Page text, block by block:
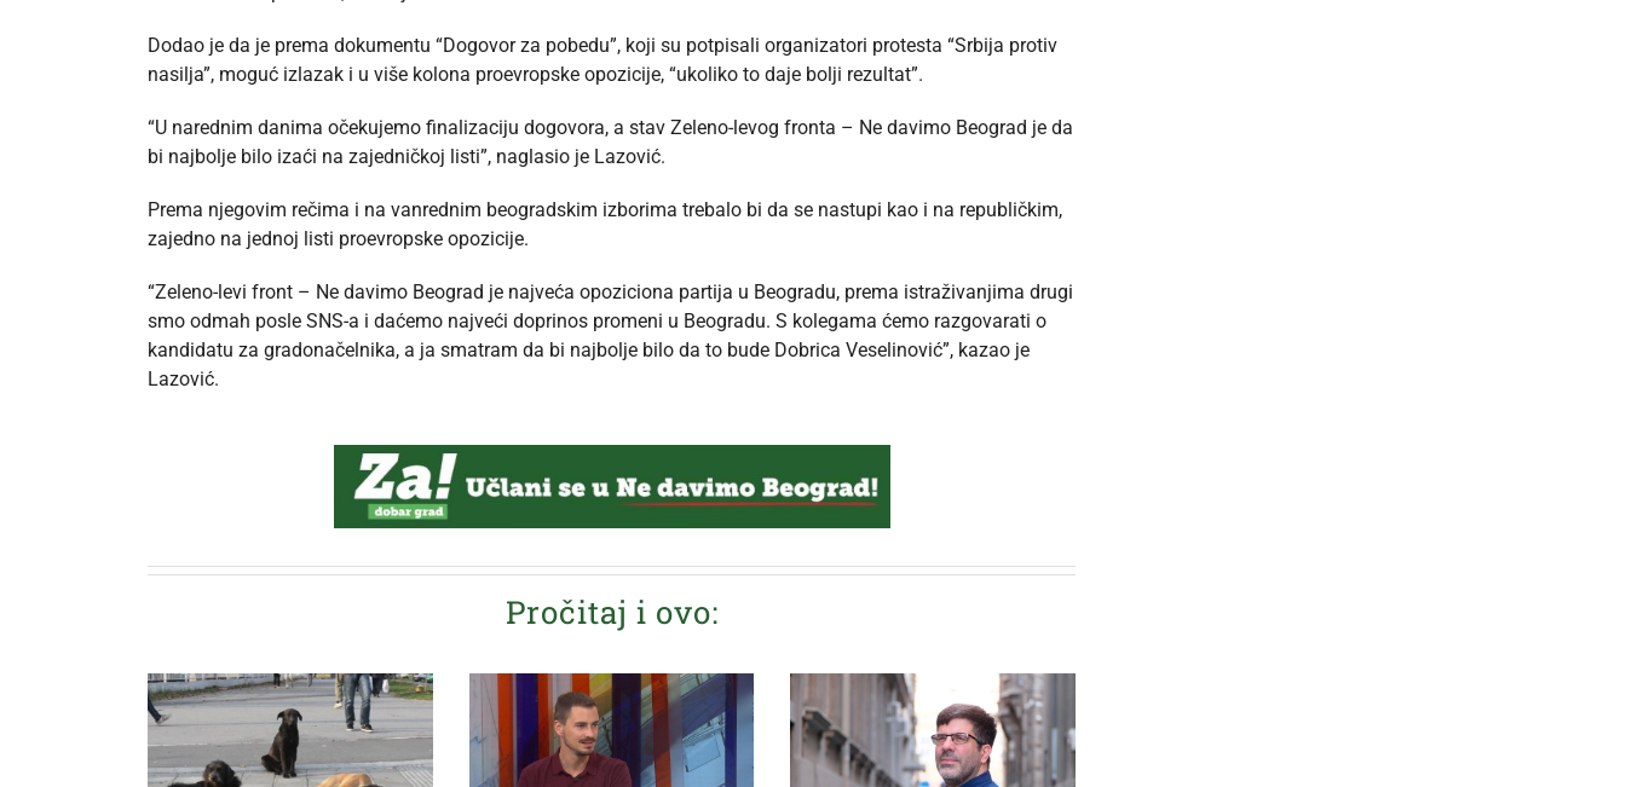
Dodao je da je prema dokumentu “Dogovor za pobedu”, koji su potpisali organizatori protesta “Srbija protiv
nasilja”, moguć izlazak i u više kolona proevropske opozicije, “ukoliko to daje bolji rezultat”.
“U narednim danima očekujemo finalizaciju dogovora, a stav Zeleno-levog fronta – Ne davimo Beograd je da
bi najbolje bilo izaći na zajedničkoj listi”, naglasio je Lazović.
Prema njegovim rečima i na vanrednim beogradskim izborima trebalo bi da se nastupi kao i na republičkim,
zajedno na jednoj listi proevropske opozicije.
“Zeleno-levi front – Ne davimo Beograd je najveća opoziciona partija u Beogradu, prema istraživanjima drugi
smo odmah posle SNS-a i daćemo najveći doprinos promeni u Beogradu. S kolegama ćemo razgovarati o
kandidatu za gradonačelnika, a ja smatram da bi najbolje bilo da to bude Dobrica Veselinović”, kazao je
Lazović.
Pročitaj i ovo: